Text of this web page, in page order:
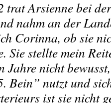
trat Arsienne bei
nahm an der
Corinna, ob sie
Sie stellte mein
Jahre nicht
Bein” nutzt und
ist sie nicht